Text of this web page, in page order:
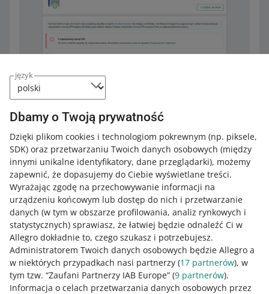
język
Dbamy o Twoją prywatność
Dzięki plikom cookies i technologiom pokrewnym (np. piksele,
SDK) oraz przetwarzaniu Twoich danych osobowych (między
innymi unikalne identyfikatory, dane przeglądarki), możemy
zapewnić, że dopasujemy do Ciebie wyświetlane treści.
Wyrażając zgodę na przechowywanie informacji na
urządzeniu końcowym lub dostęp do nich i przetwarzanie
danych (w tym w obszarze profilowania, analiz rynkowych i
statystycznych) sprawiasz, że łatwiej będzie odnaleźć Ci w
Allegro dokładnie to, czego szukasz i potrzebujesz.
Administratorem Twoich danych osobowych będzie Allegro a
w niektórych przypadkach nasi partnerzy (17 partnerów), w
tym tzw. “Zaufani Partnerzy IAB Europe” (9 partnerów).
Informacja o celach przetwarzania danych osobowych przez
Przeczytaj więcej oEPRoraz orozporządzeniu o
bateriach.
Jak oceniasz te zmiany/nowości?
0 - Porażka
10 - Rewelacja
0 1 2 3 4 5 6